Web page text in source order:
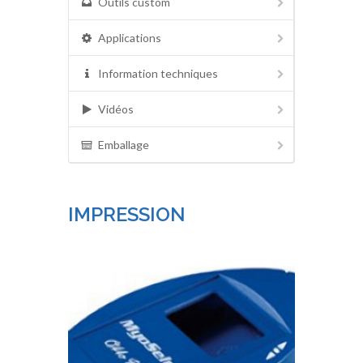
Applications
Information techniques
Vidéos
Emballage
IMPRESSION